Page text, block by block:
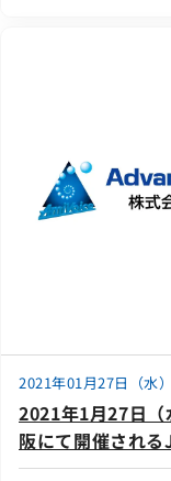
2021年01月27日（水
2021年1月27日
阪にて開催され
自動化展」に出展